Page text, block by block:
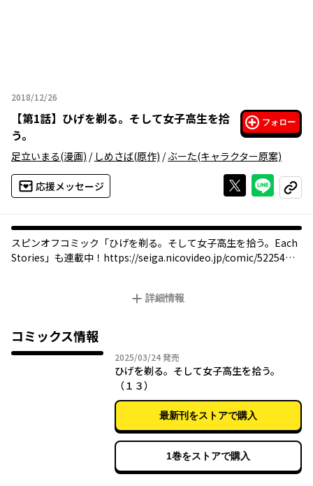
2018/12/26
2018年12月26日
【第1話】 ひげを剃る。そして女子高生を拾
う。
フォロー
足立いまる(漫画) / しめさば(原作) /ぶーた(キャラクター原案)
応援メッセージ Xで投稿する
ライン
コピー
スピンオフコミック「ひげを剃る。そして女子高生を拾う。Each
Stories」も連載中！https://seiga.nicovideo.jp/comic/52254
ケ酒した帰り道、路上に座り込む女子高生を見つけて……。「ヤ
ラせてあげるから泊めて」「そういうことを冗談でも言うんじゃ
ねえ」なし崩し的に始まった、JK・沙優との同居生活。家出JKと
26歳サラリーマン、微妙な距離の二人が紡ぐ日常ラブコメディが
詳細情報
コミックス情報
2025/03/242025年03月24日
発売
ひげを剃る。そして女子高生を拾う。
（１３）
最新刊をストアで購入
1巻をストアで購入